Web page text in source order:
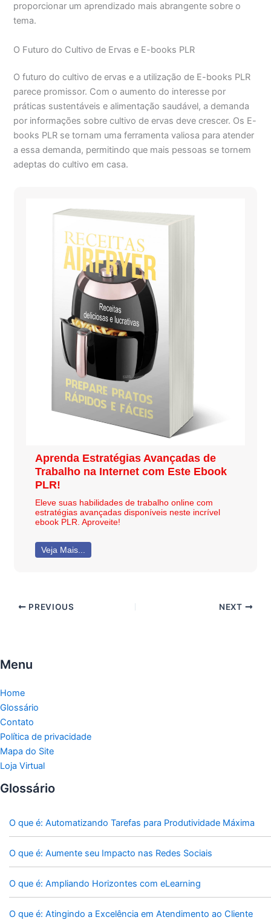
proporcionar um aprendizado mais abrangente sobre o
tema.
O Futuro do Cultivo de Ervas e E-books PLR
O futuro do cultivo de ervas e a utilização de E-books PLR
parece promissor. Com o aumento do interesse por
práticas sustentáveis e alimentação saudável, a demanda
por informações sobre cultivo de ervas deve crescer. Os E-
books PLR se tornam uma ferramenta valiosa para atender
a essa demanda, permitindo que mais pessoas se tornem
adeptas do cultivo em casa.
Aprenda Estratégias Avançadas de
Trabalho na Internet com Este Ebook
PLR!
Eleve suas habilidades de trabalho online com
estratégias avançadas disponíveis neste incrível
ebook PLR. Aproveite!
Veja Mais...
PREVIOUS NEXT
Menu
Home
Glossário
Contato
Política de privacidade
Mapa do Site
Loja Virtual
Glossário
O que é: Automatizando Tarefas para Produtividade Máxima
O que é: Aumente seu Impacto nas Redes Sociais
O que é: Ampliando Horizontes com eLearning
O que é: Atingindo a Excelência em Atendimento ao Cliente